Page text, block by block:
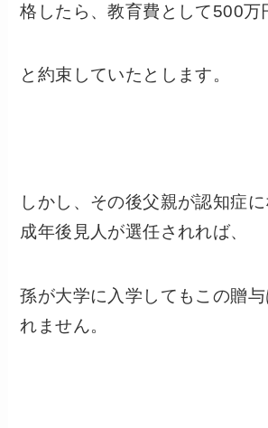
格したら、教育費として500万
と約束していたとします。
しかし、その後父親が認知症
成年後見人が選任されれば、
孫が大学に入学してもこの贈
れません。